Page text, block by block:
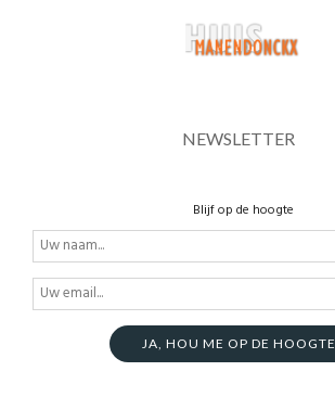
NEWSLETTER
Blijf op de hoogte
JA, HOU ME OP DE HOOGTE